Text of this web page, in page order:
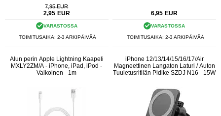
7,95 EUR
2,95 EUR
VARASTOSSA
TOIMITUSAIKA: 2-3 ARKIPÄIVÄÄ
6,95 EUR
VARASTOSSA
TOIMITUSAIKA: 2-3 ARKIPÄIVÄÄ
Alun perin Apple Lightning Kaapeli
MXLY2ZM/A - iPhone, iPad, iPod -
Valkoinen - 1m
iPhone 12/13/14/15/16/17/Air
Magneettinen Langaton Laturi / Auton
Tuuletusritilän Pidike SZDJ N16 - 15W